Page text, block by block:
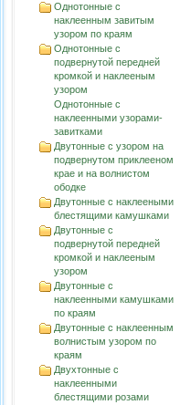
Однотонные с
наклеенным завитым
узорoм по краям
Однотонные с
подвернутой передней
кромкой и наклееным
узором
Однотонные с
наклеенными узорами-
завитками
Двутонные с узором на
подвернутом приклееном
крае и на волнистом
ободке
Двутонные с наклееными
блестящими камушками
Двутонные с
подвернутой передней
кромкой и наклееным
узором
Двутонные с
наклеенными камушками
по краям
Двутонные с наклеенным
волнистым узорoм по
краям
Двухтонные с
наклеенными
блестящими розами